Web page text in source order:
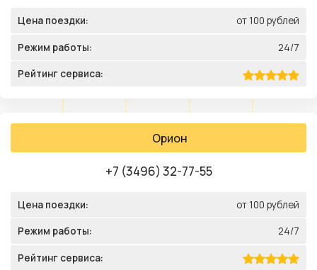
Цена поездки: от 100 рублей
Режим работы: 24/7
Рейтинг сервиса:
Орион
+7 (3496) 32-77-55
Цена поездки: от 100 рублей
Режим работы: 24/7
Рейтинг сервиса: